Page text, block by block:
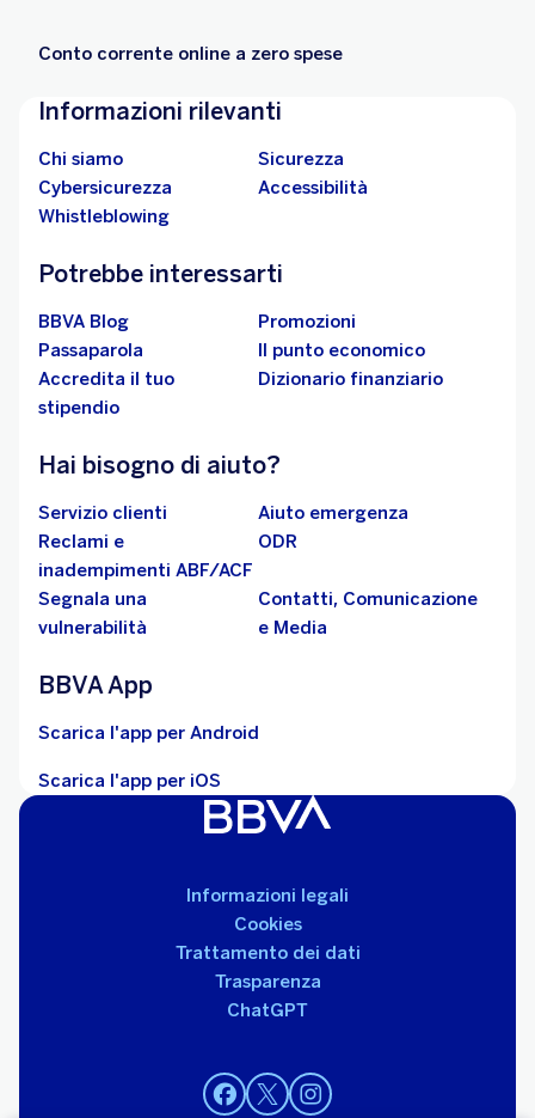
Conto corrente online a zero spese
Informazioni rilevanti
Chi siamo
Sicurezza
Cybersicurezza
Accessibilità
Whistleblowing
Potrebbe interessarti
BBVA Blog
Promozioni
Passaparola
Il punto economico
Accredita il tuo
stipendio
Dizionario finanziario
Hai bisogno di aiuto?
Servizio clienti
Aiuto emergenza
Reclami e
inadempimenti ABF/ACF
ODR
Segnala una
vulnerabilità
Contatti, Comunicazione
e Media
BBVA App
Scarica l'app per Android
Scarica l'app per iOS
Informazioni legali
Cookies
Trattamento dei dati
Trasparenza
ChatGPT